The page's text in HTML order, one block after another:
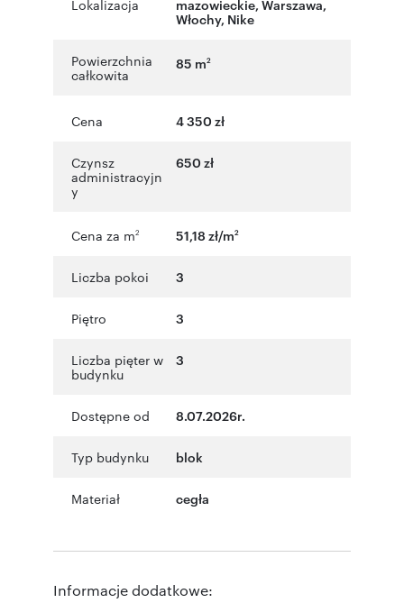
Lokalizacja mazowieckie, Warszawa,
Włochy, Nike
Powierzchnia
całkowita
85 m2
Cena 4 350 zł
Czynsz
administracyjn
y
650 zł
Cena za m2 51,18 zł/m2
Liczba pokoi 3
Piętro 3
Liczba pięter w
budynku
3
Dostępne od 8.07.2026r.
Typ budynku blok
Materiał cegła
Informacje dodatkowe: